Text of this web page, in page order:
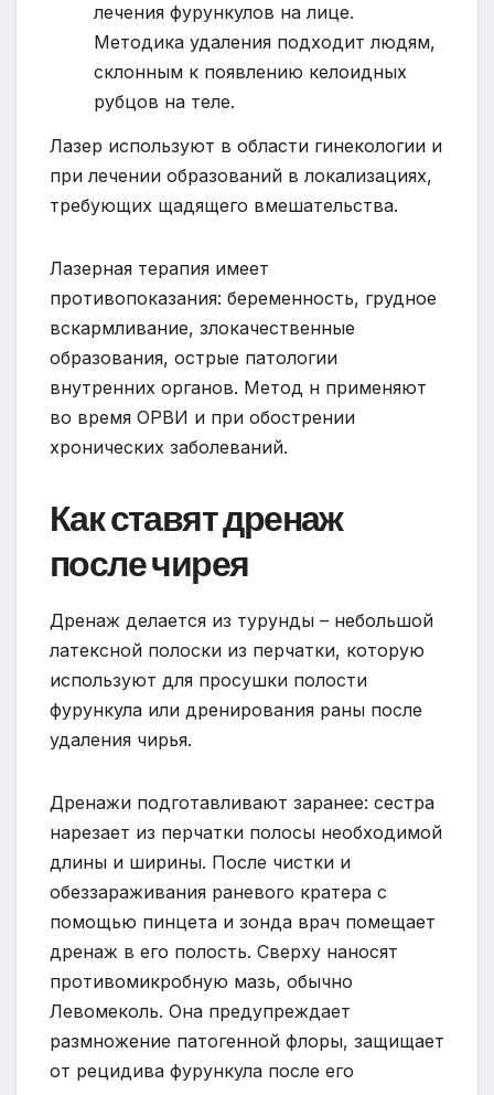
лечения фурункулов на лице.
Методика удаления подходит людям,
склонным к появлению келоидных
рубцов на теле.
Лазер используют в области гинекологии и
при лечении образований в локализациях,
требующих щадящего вмешательства.
Лазерная терапия имеет
противопоказания: беременность, грудное
вскармливание, злокачественные
образования, острые патологии
внутренних органов. Метод н применяют
во время ОРВИ и при обострении
хронических заболеваний.
Как ставят дренаж
после чирея
Дренаж делается из турунды – небольшой
латексной полоски из перчатки, которую
используют для просушки полости
фурункула или дренирования раны после
удаления чирья.
Дренажи подготавливают заранее: сестра
нарезает из перчатки полосы необходимой
длины и ширины. После чистки и
обеззараживания раневого кратера с
помощью пинцета и зонда врач помещает
дренаж в его полость. Сверху наносят
противомикробную мазь, обычно
Левомеколь. Она предупреждает
размножение патогенной флоры, защищает
от рецидива фурункула после его